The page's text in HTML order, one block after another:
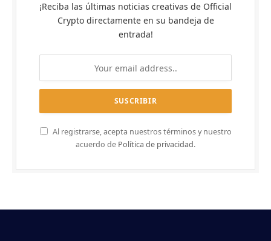
¡Reciba las últimas noticias creativas de Official
Crypto directamente en su bandeja de
entrada!
Al registrarse, acepta nuestros términos y nuestro
acuerdo de Política de privacidad.